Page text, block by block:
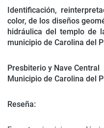
Identificación,
color, de los diseños
hidráulica del templo de
municipio de Carolina del
Presbiterio y Nave Central
Municipio de Carolina del
Reseña: